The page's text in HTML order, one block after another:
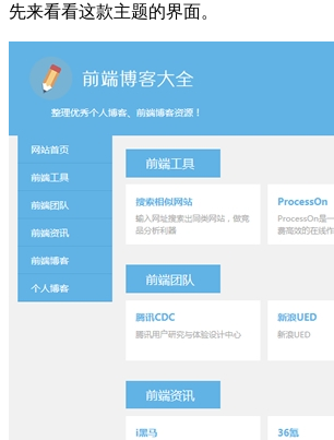
先来看看这款主题的界面。